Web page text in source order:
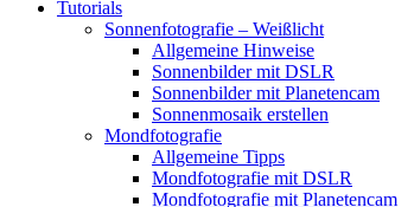
Tutorials
Sonnenfotografie – Weißlicht
Allgemeine Hinweise
Sonnenbilder mit DSLR
Sonnenbilder mit Planetencam
Sonnenmosaik erstellen
Mondfotografie
Allgemeine Tipps
Mondfotografie mit DSLR
Mondfotografie mit Planetencam